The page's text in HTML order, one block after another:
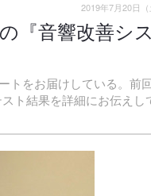
『音響改善シス
トをお届けしている。前
ト結果を詳細にお伝えし
2019年7月20日（